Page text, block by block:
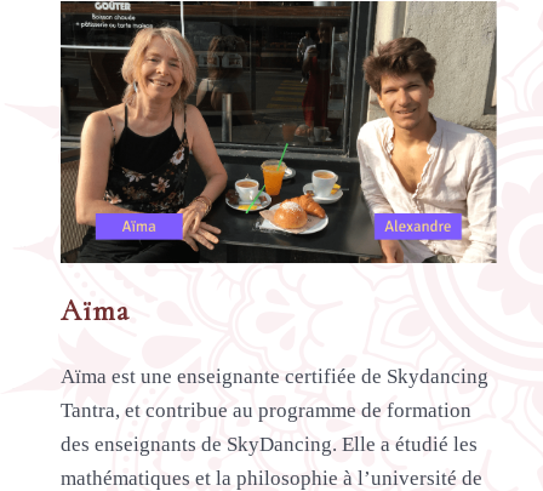
Aïma
Aïma est une enseignante certifiée de Skydancing
Tantra, et contribue au programme de formation
des enseignants de SkyDancing. Elle a étudié les
mathématiques et la philosophie à l’université de